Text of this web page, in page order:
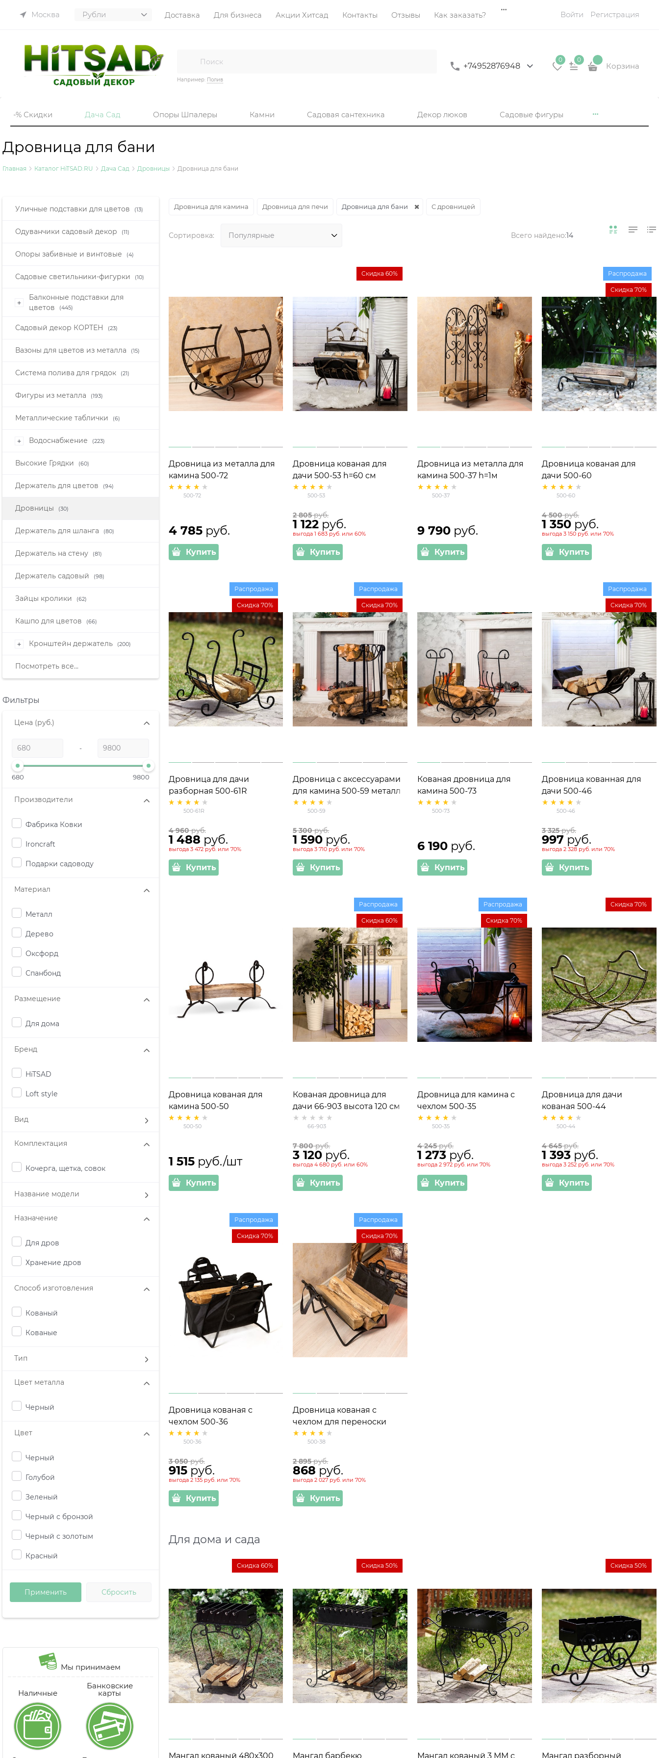
Москва Доставка Для бизнеса Акции Хитсад Контакты Отзывы Как заказать? Войти Регистрация
Например: Полив
+74952876948
0 0
Корзина
-% Скидки Дача Сад Опоры Шпалеры Камни Садовая сантехника Декор люков Садовые фигуры
Дровница для бани
Главная Каталог HiTSAD.RU Дача Сад Дровницы Дровница для бани
Уличные подставки для цветов (13)
Одуванчики садовый декор (11)
Опоры забивные и винтовые (4)
Садовые светильники-фигурки (10)
+
Балконные подставки для
цветов
(445)
Садовый декор КОРТЕН (23)
Вазоны для цветов из металла (15)
Система полива для грядок (21)
Фигуры из металла (193)
Металлические таблички (6)
+ Водоснабжение (223)
Высокие Грядки (60)
Держатель для цветов (94)
Дровницы (30)
Держатель для шланга (80)
Держатель на стену (81)
Держатель садовый (98)
Зайцы кролики (62)
Кашпо для цветов (66)
+ Кронштейн держатель (200)
Посмотреть все...
Фильтры
Цена (руб.)
-
680 9800
Производители
Фабрика Ковки
Ironcraft
Подарки садоводу
Материал
Металл
Дерево
Оксфорд
Спанбонд
Размещение
Для дома
Бренд
HiTSAD
Loft style
Вид
Комплектация
Кочерга, щетка, совок
Название модели
Назначение
Для дров
Хранение дров
Способ изготовления
Кованый
Кованые
Тип
Цвет металла
Черный
Цвет
Черный
Голубой
Зеленый
Черный с бронзой
Черный с золотым
Красный
Мы принимаем
Наличные
Банковские
карты
Дровница для камина Дровница для печи Дровница для бани С дровницей
Сортировка: Всего найдено:14
Дровница из металла для
камина 500-72
500-72
4 785 руб.
Купить
Дровница кованая для
дачи 500-53 h=60 см
500-53
Скидка 60%
2 805 руб.
1 122 руб.
выгода1 683 руб. или60%
Купить
Дровница из металла для
камина 500-37 h=1м
500-37
9 790 руб.
Купить
Дровница кованая для
дачи 500-60
500-60
Распродажа
Скидка 70%
4 500 руб.
1 350 руб.
выгода3 150 руб. или70%
Купить
Дровница для дачи
разборная 500-61R
500-61R
Распродажа
Скидка 70%
4 960 руб.
1 488 руб.
выгода 3 472 руб.или 70%
Купить
Дровница с аксессуарами
для камина 500-59 металл
500-59
Распродажа
Скидка 70%
5 300 руб.
1 590 руб.
выгода3 710 руб. или70%
Купить
Кованая дровница для
камина 500-73
500-73
6 190 руб.
Купить
Дровница кованная для
дачи 500-46
500-46
Распродажа
Скидка 70%
3 325 руб.
997 руб.
выгода2 328 руб. или70%
Купить
Дровница кованая для
камина 500-50
500-50
1 515 руб./шт
Купить
Кованая дровница для
дачи 66-903 высота 120 см
66-903
Распродажа
Скидка 60%
7 800 руб.
3 120 руб.
выгода4 680 руб. или60%
Купить
Дровница для камина с
чехлом 500-35
500-35
Распродажа
Скидка 70%
4 245 руб.
1 273 руб.
выгода2 972 руб. или70%
Купить
Дровница для дачи
кованая 500-44
500-44
Скидка 70%
4 645 руб.
1 393 руб.
выгода3 252 руб. или70%
Купить
Дровница кованая с
чехлом 500-36
500-36
Распродажа
Скидка 70%
3 050 руб.
915 руб.
выгода 2 135 руб.или 70%
Купить
Дровница кованая с
чехлом для переноски
дров 500-38
500-38
Распродажа
Скидка 70%
2 895 руб.
868 руб.
выгода2 027 руб. или70%
Купить
Для дома и сада
Мангал кованый 480х300
Скидка 60%
Мангал барбекю
Скидка 50%
Мангал кованый 3 ММ с Мангал разборный
Скидка 50%